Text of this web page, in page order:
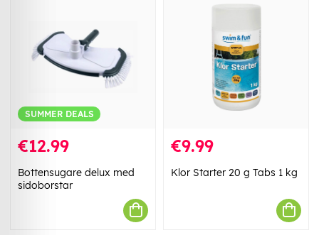
SUMMER DEALS
€12.99
Bottensugare delux med
sidoborstar
€9.99
Klor Starter 20 g Tabs 1 kg